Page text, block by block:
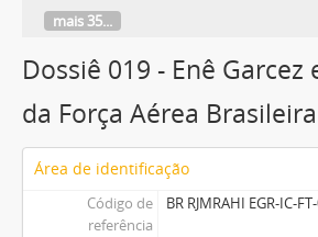
mais 35...
Dossiê 019 - Enê Garcez
da Força Aérea Brasileira
Área de identificação
Código de
referência
BR RJMRAHI EGR-IC-